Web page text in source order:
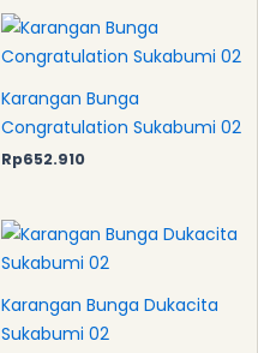
Karangan Bunga
Congratulation Sukabumi 02
Rp652.910
Karangan Bunga Dukacita
Sukabumi 02